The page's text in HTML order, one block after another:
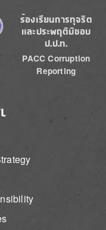
ร้องเรียนการทุจริต
และประพฤติมิชอบ
ป.ป.ท.
PACC Corruption
Reporting